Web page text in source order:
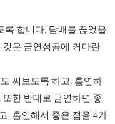
록 합니다. 담배를 끊었을
은 금연성공에 커다란
써보도록 하고, 흡연하
한 반대로 금연하면 좋
, 흡연해서 좋은 점을 4가